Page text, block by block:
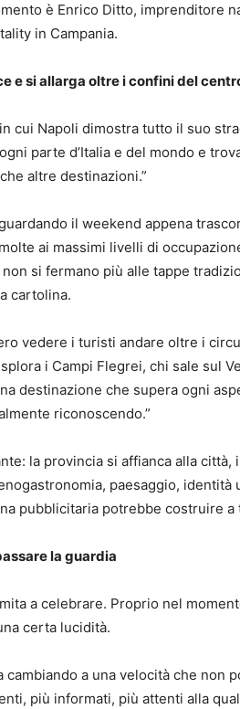
è Enrico Ditto, imprenditore
in Campania.
e si allarga oltre i confini del
cui Napoli dimostra tutto il suo
parte d’Italia e del mondo e
altre destinazioni.”
il weekend appena
ai massimi livelli di
si fermano più alle tappe
cartolina.
vedere i turisti andare oltre i
i Campi Flegrei, chi sale sul
destinazione che supera ogni
riconoscendo.”
la provincia si affianca alla
paesaggio,
pubblicitaria potrebbe costruire
la guardia
a celebrare. Proprio nel
certa lucidità.
cambiando a una velocità che non
più informati, più attenti alla